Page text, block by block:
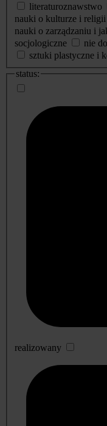
literaturoznawstwo
nauki o kulturze i religii
nauki o zarządzaniu i
socjologiczne
nie
sztuki plastyczne i
status:
realizowany